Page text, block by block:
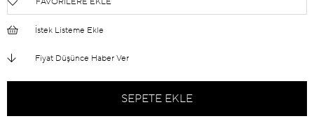
İstek Listeme Ekle
Fiyat Düşünce Haber Ver